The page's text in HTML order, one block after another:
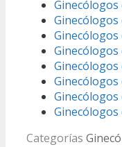
Ginecólogos
Ginecólogos
Ginecólogos
Ginecólogos
Ginecólogos
Categorías